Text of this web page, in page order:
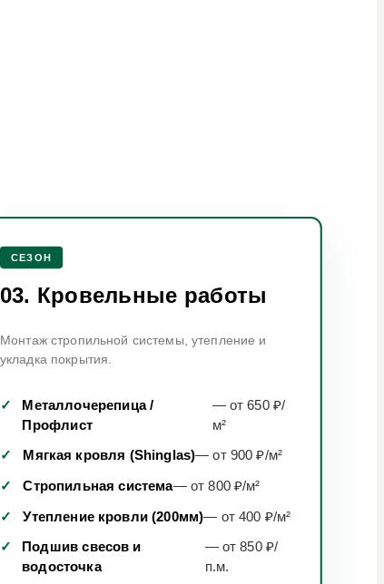
СЕЗОН
03. Кровельные работы
Монтаж стропильной системы, утепление и
укладка покрытия.
✓ Металлочерепица /
Профлист
— от 650 ₽/
м²
✓
Мягкая кровля (Shinglas)— от 900 ₽/м²
✓ Стропильная система— от 800 ₽/м²
✓ Утепление кровли (200мм)— от 400 ₽/м²
✓
Подшив свесов и
водосточка
— от 850 ₽/
п.м.